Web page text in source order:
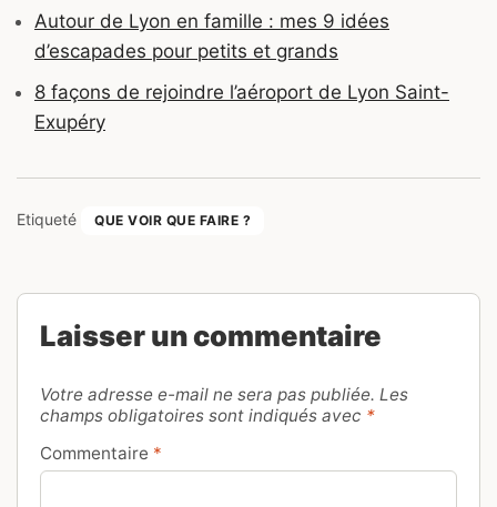
Autour de Lyon en famille : mes 9 idées
d’escapades pour petits et grands
8 façons de rejoindre l’aéroport de Lyon Saint-
Exupéry
Etiqueté QUE VOIR QUE FAIRE ?
Laisser un commentaire
Votre adresse e-mail ne sera pas publiée. Les
champs obligatoires sont indiqués avec *
Commentaire *